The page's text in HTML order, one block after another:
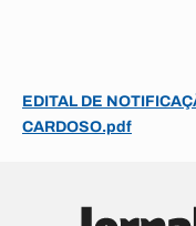
EDITAL DE
CARDOSO.pdf